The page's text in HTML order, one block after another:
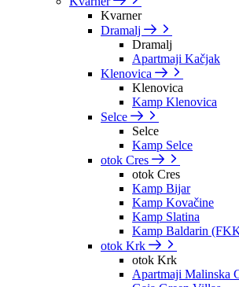
Kvarner
Dramalj
Dramalj
Apartmaji Kačjak
Klenovica
Klenovica
Kamp Klenovica
Selce
Selce
Kamp Selce
otok Cres
otok Cres
Kamp Bijar
Kamp Kovačine
Kamp Slatina
Kamp Baldarin
otok Krk
otok Krk
Apartmaji Malinska